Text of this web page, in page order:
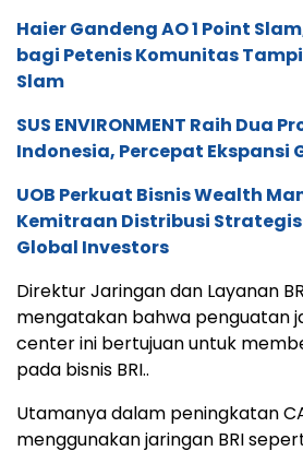
Haier Gandeng AO 1 Point
bagi Petenis Komunitas
Slam
SUS ENVIRONMENT Raih Dua
Indonesia, Percepat Ekspansi
UOB Perkuat Bisnis Wealth
Kemitraan Distribusi
Global Investors
Direktur Jaringan dan Layanan
mengatakan bahwa penguatan
center ini bertujuan untuk
pada bisnis BRI..
Utamanya dalam peningkatan
menggunakan jaringan BRI